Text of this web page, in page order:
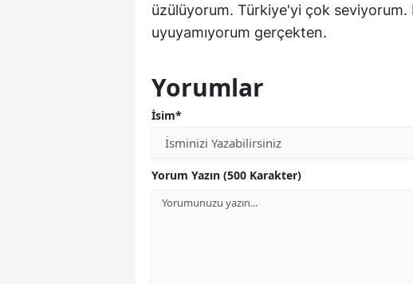
üzülüyorum. Türkiye'yi çok
uyuyamıyorum gerçekten.
Yorumlar
İsim*
Yorum Yazın (500 Karakter)